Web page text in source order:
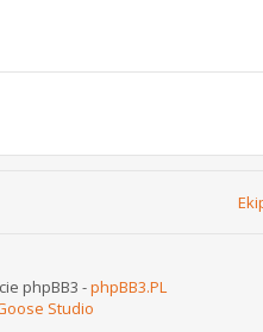
phpBB3 -phpBB3.PL
Studio